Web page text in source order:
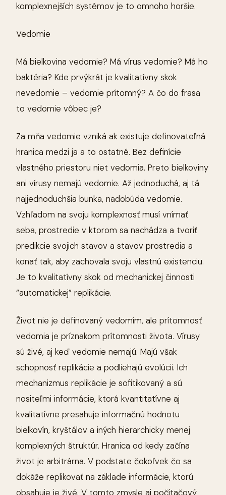
komplexnejších systémov je to omnoho horšie.
Vedomie
Má bielkovina vedomie? Má vírus vedomie? Má ho
baktéria? Kde prvýkrát je kvalitatívny skok
nevedomie – vedomie prítomný? A čo do frasa
to vedomie vôbec je?
Za mňa vedomie vzniká ak existuje definovateľná
hranica medzi ja a to ostatné. Bez definície
vlastného priestoru niet vedomia. Preto bielkoviny
ani vírusy nemajú vedomie. Až jednoduchá, aj tá
najjednoduchšia bunka, nadobúda vedomie.
Vzhľadom na svoju komplexnosť musí vnímať
seba, prostredie v ktorom sa nachádza a tvoriť
predikcie svojich stavov a stavov prostredia a
konať tak, aby zachovala svoju vlastnú existenciu.
Je to kvalitatívny skok od mechanickej činnosti
“automatickej” replikácie.
Život nie je definovaný vedomím, ale prítomnosť
vedomia je príznakom prítomnosti života. Vírusy
sú živé, aj keď vedomie nemajú. Majú však
schopnosť replikácie a podliehajú evolúcii. Ich
mechanizmus replikácie je sofitikovaný a sú
nositeľmi informácie, ktorá kvantitatívne aj
kvalitatívne presahuje informačnú hodnotu
bielkovín, kryštálov a iných hierarchicky menej
komplexných štruktúr. Hranica od kedy začína
život je arbitrárna. V podstate čokoľvek čo sa
dokáže replikovať na základe informácie, ktorú
obsahuje je živé. V tomto zmysle aj počítačový